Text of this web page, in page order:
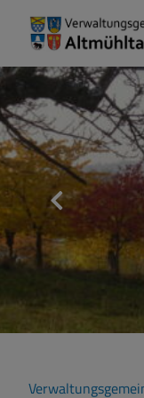
Grußwort
Kontakt
Zahlen